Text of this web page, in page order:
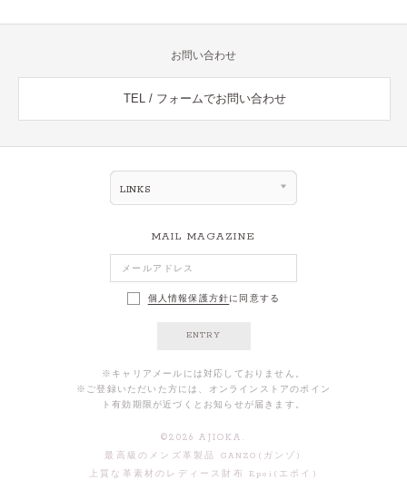
お問い合わせ
TEL / フォームでお問い合わせ
LINKS
MAIL MAGAZINE
個人情報保護方針に同意する
ENTRY
※キャリアメールには対応しておりません。
※ご登録いただいた方には、オンラインストアのポイン
ト有効期限が近づくとお知らせが届きます。
©2026 AJIOKA.
最高級のメンズ革製品 GANZO(ガンゾ)
上質な革素材のレディース財布 Epoi(エポイ)